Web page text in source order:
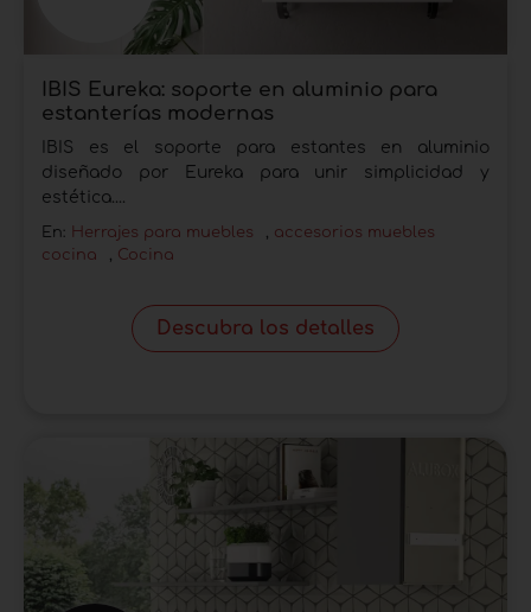
IBIS Eureka: soporte en aluminio para
estanterías modernas
IBIS es el soporte para estantes en aluminio
diseñado por Eureka para unir simplicidad y
estética....
En: Herrajes para muebles , accesorios muebles
cocina
, Cocina
Descubra los detalles